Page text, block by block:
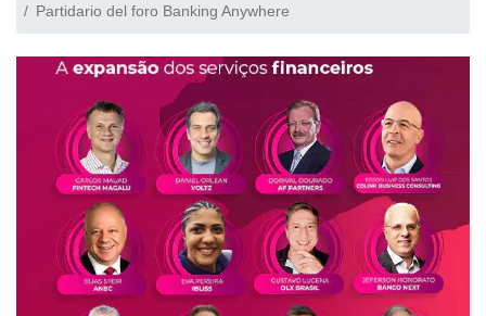
Partidario del foro Banking Anywhere